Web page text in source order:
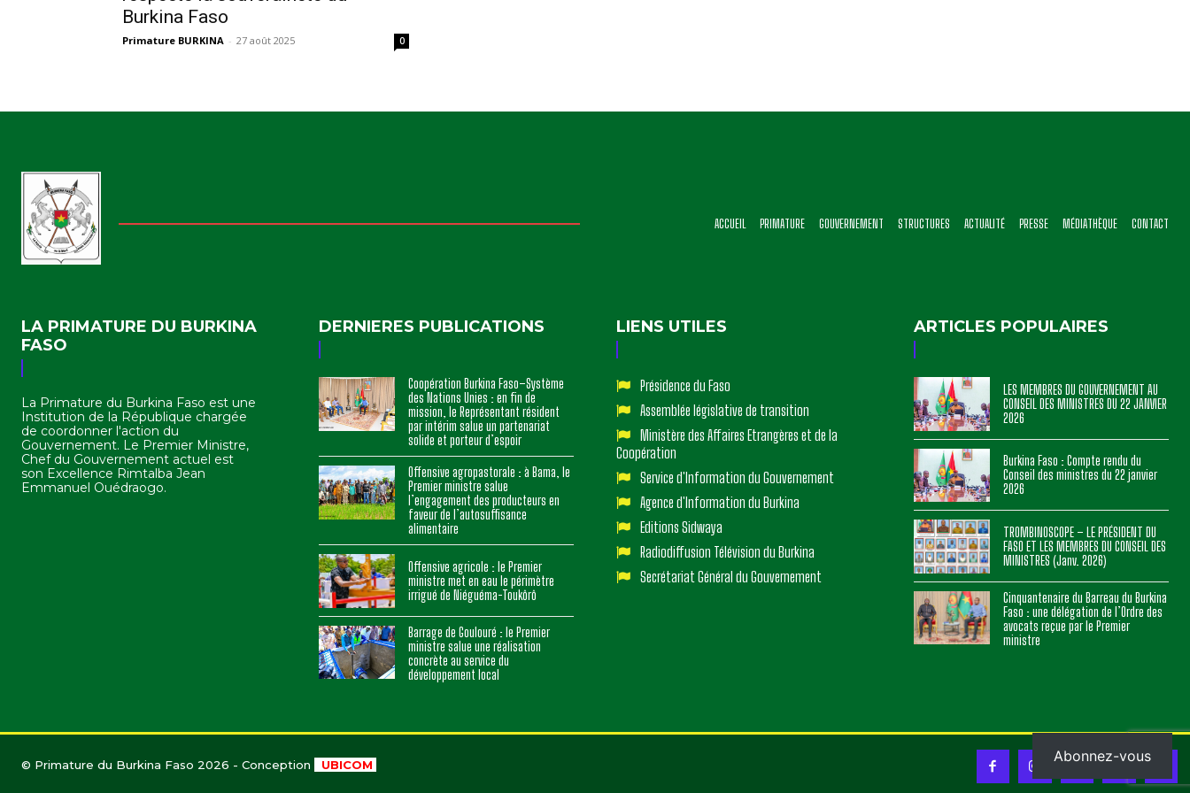
Burkina Faso
Primature BURKINA - 27 août 2025 0
ACCUEIL PRIMATURE GOUVERNEMENT STRUCTURES ACTUALITÉ PRESSE MÉDIATHÈQUE CONTACT
LA PRIMATURE DU BURKINA
FASO
La Primature du Burkina Faso est une
Institution de la République chargée
de coordonner l'action du
Gouvernement. Le Premier Ministre,
Chef du Gouvernement actuel est
son Excellence Rimtalba Jean
Emmanuel Ouédraogo.
DERNIERES PUBLICATIONS
Coopération Burkina Faso–Système
des Nations Unies : en fin de
mission, le Représentant résident
par intérim salue un partenariat
solide et porteur d’espoir
Offensive agropastorale : à Bama, le
Premier ministre salue
l’engagement des producteurs en
faveur de l’autosuffisance
alimentaire
Offensive agricole : le Premier
ministre met en eau le périmètre
irrigué de Niéguéma-Toukôrô
Barrage de Goulouré : le Premier
ministre salue une réalisation
concrète au service du
développement local
LIENS UTILES
Présidence du Faso
Assemblée législative de transition
Ministère des Affaires Etrangères et de la
Coopération
Service d'Information du Gouvernement
Agence d'Information du Burkina
Editions Sidwaya
Radiodiffusion Télévision du Burkina
Secrétariat Général du Gouvernement
ARTICLES POPULAIRES
LES MEMBRES DU GOUVERNEMENT AU
CONSEIL DES MINISTRES DU 22 JANVIER
2026
Burkina Faso : Compte rendu du
Conseil des ministres du 22 janvier
2026
TROMBINOSCOPE – LE PRÉSIDENT DU
FASO ET LES MEMBRES DU CONSEIL DES
MINISTRES (Janv. 2026)
Cinquantenaire du Barreau du Burkina
Faso : une délégation de l’Ordre des
avocats reçue par le Premier
ministre
© Primature du Burkina Faso 2026 - Conception UBICOM Abonnez-vous